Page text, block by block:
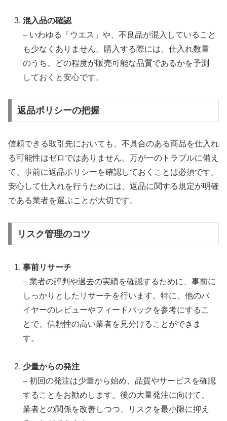
混入品の確認
– いわゆる「ウエス」や、不良品が混入していること
も少なくありません。購入する際には、仕入れ数量
のうち、どの程度が販売可能な品質であるかを予測
しておくと安心です。
返品ポリシーの把握
信頼できる取引先においても、不具合のある商品を仕入れ
る可能性はゼロではありません。万が一のトラブルに備え
て、事前に返品ポリシーを確認しておくことは必須です。
安心して仕入れを行うためには、返品に関する規定が明確
である業者を選ぶことが大切です。
リスク管理のコツ
事前リサーチ
– 業者の評判や過去の実績を確認するために、事前に
しっかりとしたリサーチを行います。特に、他のバ
イヤーのレビューやフィードバックを参考にするこ
とで、信頼性の高い業者を見分けることができま
す。
少量からの発注
– 初回の発注は少量から始め、品質やサービスを確認
することをお勧めします。後の大量発注に向けて、
業者との関係を改善しつつ、リスクを最小限に抑え